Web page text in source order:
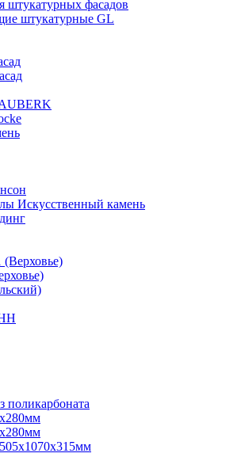
штукатурных фасадов
штукатурные GL
Искусственный камень
(Верховье)
поликарбоната